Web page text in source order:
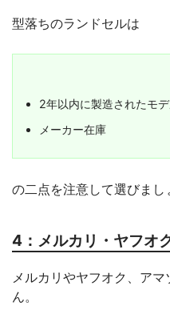
型落ちのランドセルは
2年以内に製造されたモ
メーカー在庫
の二点を注意して選びまし
4：メルカリ・ヤフオ
メルカリやヤフオク、ア
ん。